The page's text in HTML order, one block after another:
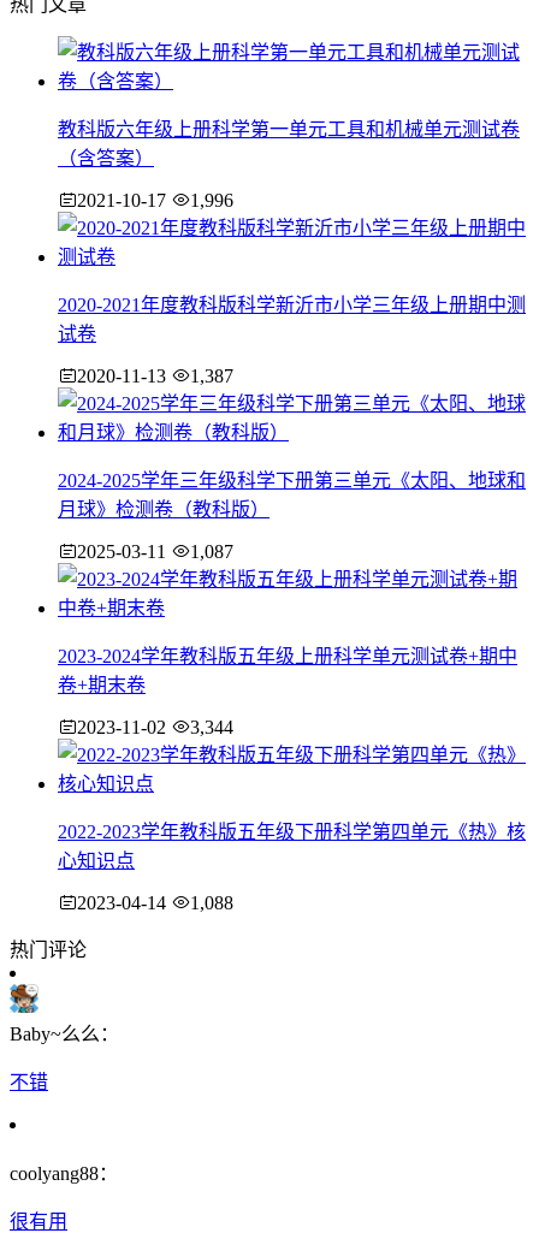
热门文章
教科版六年级上册科学第一单元工具和机械单元测试卷
（含答案）
2021-10-17 1,996
2020-2021年度教科版科学新沂市小学三年级上册期中测
试卷
2020-11-13 1,387
2024-2025学年三年级科学下册第三单元《太阳、地球和
月球》检测卷（教科版）
2025-03-11 1,087
2023-2024学年教科版五年级上册科学单元测试卷+期中
卷+期末卷
2023-11-02 3,344
2022-2023学年教科版五年级下册科学第四单元《热》核
心知识点
2023-04-14 1,088
热门评论
Baby~么么：
不错
coolyang88：
很有用